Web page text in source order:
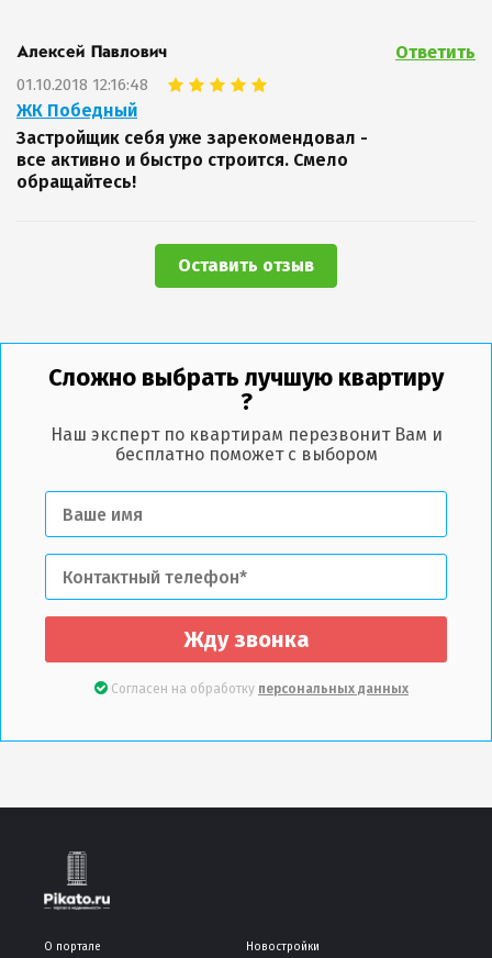
Алексей Павлович
01.10.2018 12:16:48
ЖК Победный
Ответить
Застройщик себя уже зарекомендовал -
все активно и быстро строится. Смело
обращайтесь!
Оставить отзыв
Сложно выбрать лучшую квартиру
?
Наш эксперт по квартирам перезвонит Вам и
бесплатно поможет с выбором
Жду звонка
Согласен на обработку персональных данных
О портале Новостройки